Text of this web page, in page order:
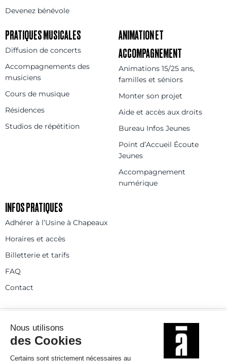
Devenez bénévole
PRATIQUES MUSICALES
Diffusion de concerts
Accompagnements des
musiciens
Cours de musique
Résidences
Studios de répétition
ANIMATION ET
ACCOMPAGNEMENT
Animations 15/25 ans,
familles et séniors
Monter son projet
Aide et accès aux droits
Bureau Infos Jeunes
Point d’Accueil Écoute
Jeunes
Accompagnement
numérique
INFOS PRATIQUES
Adhérer à l’Usine à Chapeaux
Horaires et accès
Billetterie et tarifs
FAQ
Contact
Espace presse
Rejoignez-nous
© 2025
Politique de confidentialité